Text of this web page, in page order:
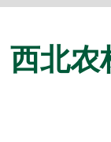
西北农